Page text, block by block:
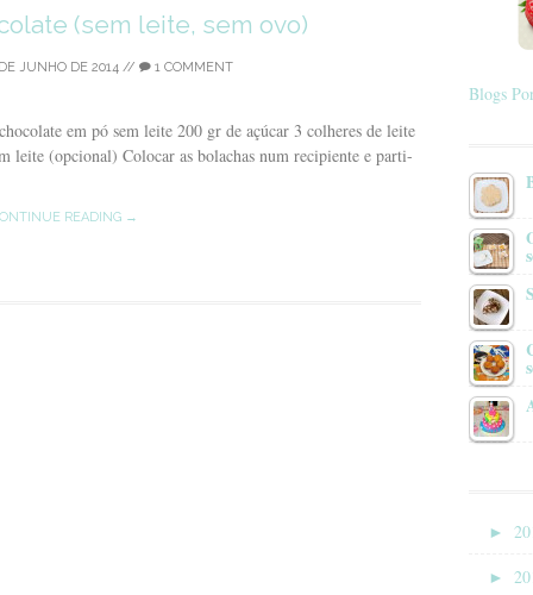
(sem leite, sem ovo)
JUNHO DE 2014// 1 COMMENT
em pó sem leite 200 gr de açúcar 3 colheres de leite
leite (opcional) Colocar as bolachas num recipiente e parti-
READING →
Blogs
►
►